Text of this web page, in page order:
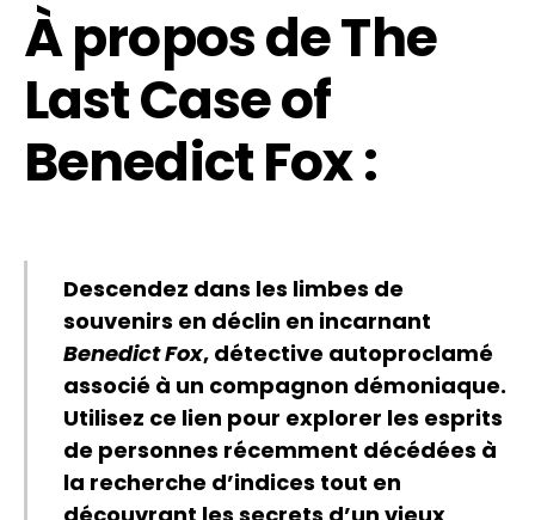
À propos de The
Last Case of
Benedict Fox :
Descendez dans les limbes de
souvenirs en déclin en incarnant
Benedict Fox, détective autoproclamé
associé à un compagnon démoniaque.
Utilisez ce lien pour explorer les esprits
de personnes récemment décédées à
la recherche d’indices tout en